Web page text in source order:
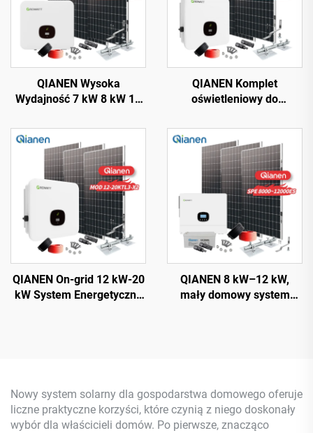
QIANEN Wysoka
Wydajność 7 kW 8 kW 10
Polikrystaliczny Panel
Słoneczny z Regulatorem
MPPT System Zasilania
Słonecznego Dla Domu
QIANEN Komplet
oświetleniowy do
Łatwy montaż 3 kW do 15
kW Systemy Energetyczne
On-Grid z Krzemu
Polikrystalicznego z
kontrolerem MPPT
QIANEN On-grid 12 kW-20
kW System Energetyczny
Domowych
QIANEN 8 kW–12 kW,
mały domowy system
domowego
Nowy system solarny dla gospodarstwa domowego oferuje
liczne praktyczne korzyści, które czynią z niego doskonały
wybór dla właścicieli domów. Po pierwsze, znacząco